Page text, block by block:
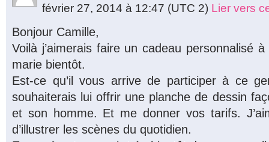
février 27, 2014 à 12:47 (UTC 2) Lier vers
Bonjour Camille,
Voilà j’aimerais faire un cadeau personnalisé
marie bientôt.
Est-ce qu’il vous arrive de participer à ce
souhaiterais lui offrir une planche de dessin
et son homme. Et me donner vos tarifs.
d’illustrer les scènes du quotidien.